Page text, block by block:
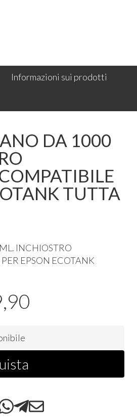
Informazioni sui prodotti
DA 1000
TUTTA
INCHIOSTRO
PER EPSON ECOTANK